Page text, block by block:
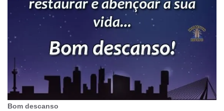
Bom descanso